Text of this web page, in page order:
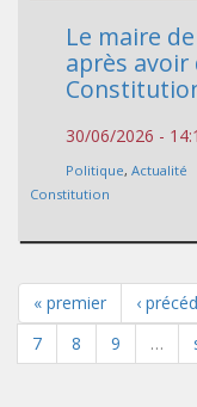
Le maire
après
30/06/2026 -
Politique, Actualité
Constitution
« premier ‹
7
8 9 …